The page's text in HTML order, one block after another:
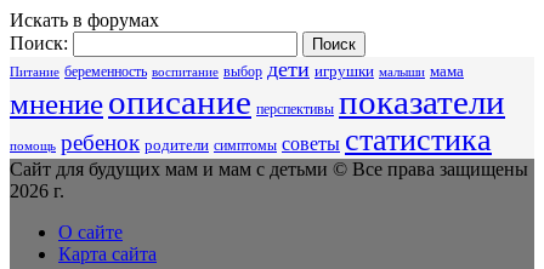
Искать в форумах
Поиск:
Питание беременность воспитание выбор дети игрушки малыши мама
мнениеописание перспективы показатели
помощь ребенок родители симптомы советы статистика
Сайт для будущих мам и мам с детьми © Все права защищены
2026 г.
О сайте
Карта сайта